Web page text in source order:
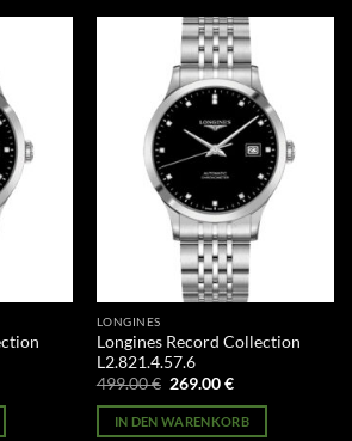
€.
LONGINES
Longines Record Collection
L2.821.4.57.6
499.00€ Ursprünglicher
war:
499.00 €
269.00€Aktueller
ist:
269.00 €.
IN DEN WARENKORB